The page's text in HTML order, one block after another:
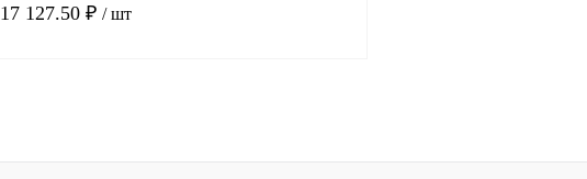
17 127.50 ₽ / шт
Купить в 1 клик Сравнение